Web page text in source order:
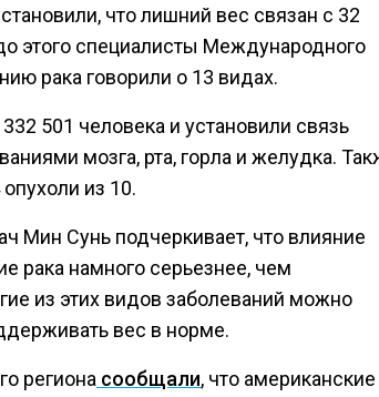
что лишний вес связан с 32
этого специалисты Международного
рака говорили о 13 видах.
501 человека и установили связь
мозга, рта, горла и желудка.
из 10.
Мин Сунь подчеркивает, что влияние
рака намного серьезнее, чем
из этих видов заболеваний можно
вес в норме.
региона сообщали, что американские